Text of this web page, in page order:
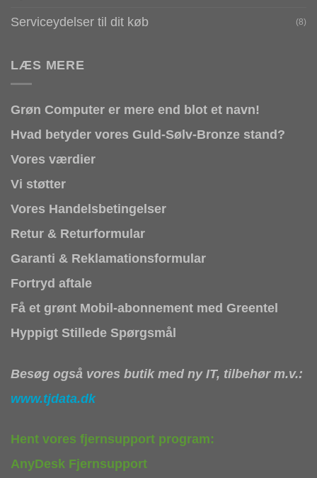
Serviceydelser til dit køb (8)
LÆS MERE
Grøn Computer er mere end blot et navn!
Hvad betyder vores Guld-Sølv-Bronze stand?
Vores værdier
Vi støtter
Vores Handelsbetingelser
Retur & Returformular
Garanti & Reklamationsformular
Fortryd aftale
Få et grønt Mobil-abonnement med Greentel
Hyppigt Stillede Spørgsmål
Besøg også vores butik med ny IT, tilbehør m.v.:
www.tjdata.dk
Hent vores fjernsupport program:
AnyDesk Fjernsupport